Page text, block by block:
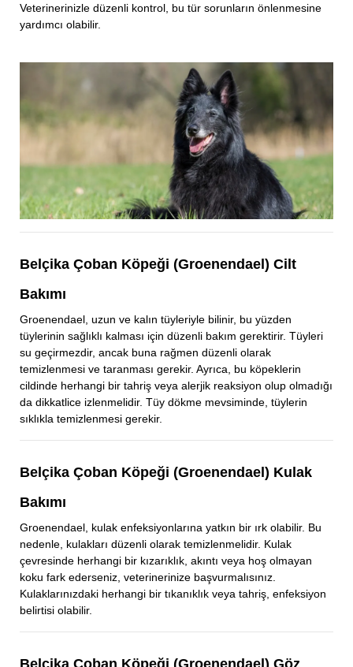
Veterinerinizle düzenli kontrol, bu tür sorunların önlenmesine
yardımcı olabilir.
Belçika Çoban Köpeği (Groenendael) Cilt
Bakımı
Groenendael, uzun ve kalın tüyleriyle bilinir, bu yüzden
tüylerinin sağlıklı kalması için düzenli bakım gerektirir. Tüyleri
su geçirmezdir, ancak buna rağmen düzenli olarak
temizlenmesi ve taranması gerekir. Ayrıca, bu köpeklerin
cildinde herhangi bir tahriş veya alerjik reaksiyon olup olmadığı
da dikkatlice izlenmelidir. Tüy dökme mevsiminde, tüylerin
sıklıkla temizlenmesi gerekir.
Belçika Çoban Köpeği (Groenendael) Kulak
Bakımı
Groenendael, kulak enfeksiyonlarına yatkın bir ırk olabilir. Bu
nedenle, kulakları düzenli olarak temizlenmelidir. Kulak
çevresinde herhangi bir kızarıklık, akıntı veya hoş olmayan
koku fark ederseniz, veterinerinize başvurmalısınız.
Kulaklarınızdaki herhangi bir tıkanıklık veya tahriş, enfeksiyon
belirtisi olabilir.
Belçika Çoban Köpeği (Groenendael) Göz